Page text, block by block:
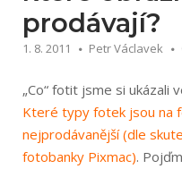
prodávají?
1. 8. 2011 Petr Václavek
„Co“ fotit jsme si ukázali
Které typy fotek jsou na
nejprodávanější (dle
fotobanky Pixmac).